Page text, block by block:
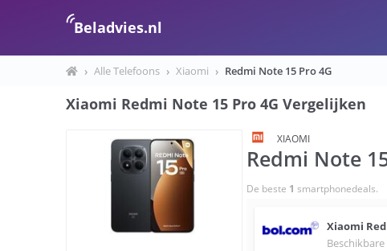
Beladvies.nl
› Alle Telefoons › Xiaomi › Redmi Note 15 Pro 4G
Xiaomi Redmi Note 15 Pro 4G Vergelijken
XIAOMI
Redmi Note
De beste 1 smartphonedeals.
Xiaomi